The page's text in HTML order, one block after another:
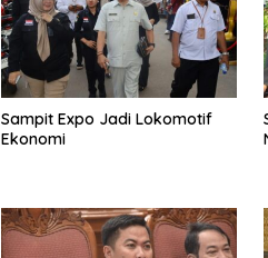
Sampit Expo Jadi Lokomotif
Ekonomi